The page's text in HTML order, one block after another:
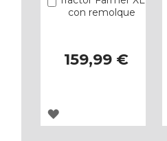
con remolque
159,99 €
AGREGAR